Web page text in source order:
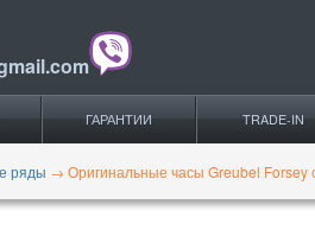
ГАРАНТИИ TRADE-IN
ряды → Оригинальные часы Greubel Forsey